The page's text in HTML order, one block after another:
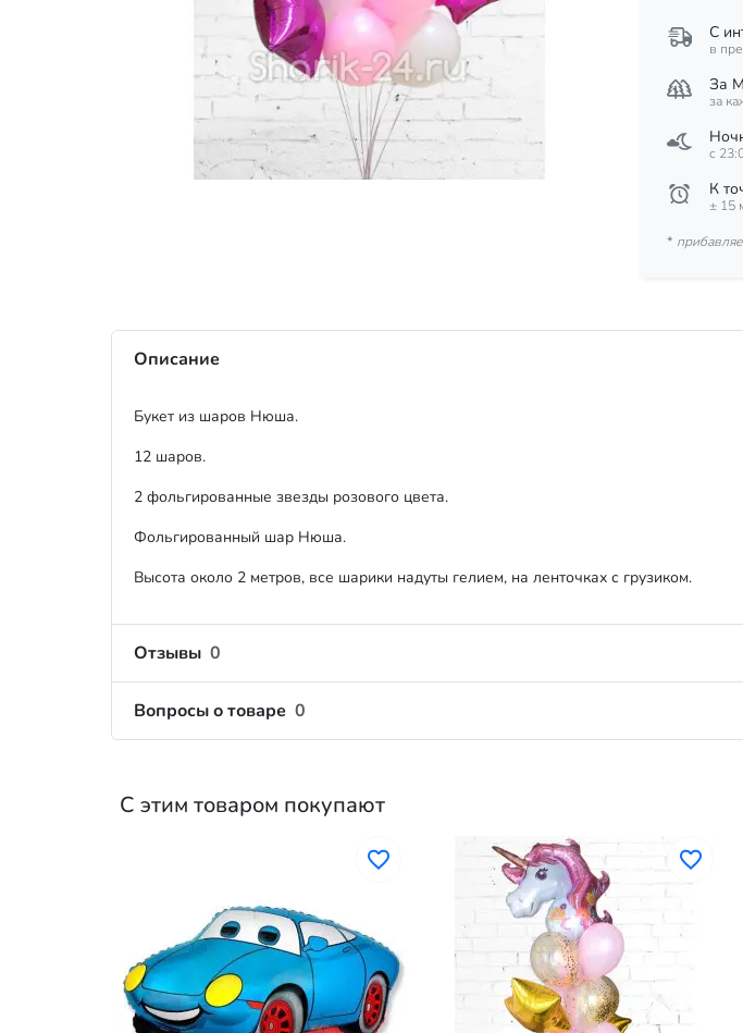
С
в
За
за
c
К
± 15
*
Описание
Букет из шаров Нюша.
12 шаров.
2 фольгированные звезды розового цвета.
Фольгированный шар Нюша.
Высота около 2 метров, все шарики надуты гелием, на ленточках с грузиком.
Отзывы 0
Вопросы о товаре 0
С этим товаром покупают